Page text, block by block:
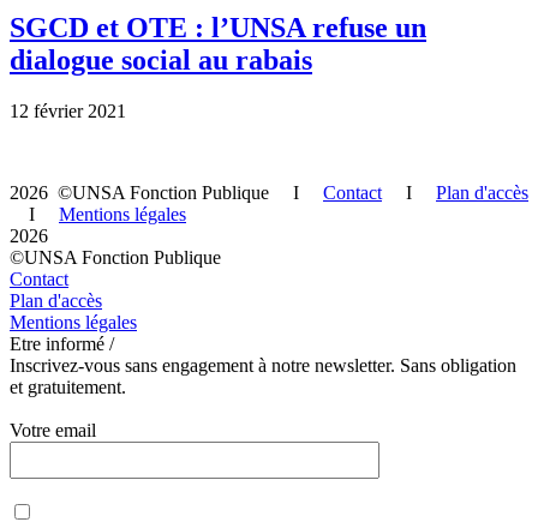
SGCD et OTE : l’UNSA refuse un
dialogue social au rabais
12 février 2021
2026 ©UNSA Fonction Publique I Contact I Plan d'accès
I Mentions légales
2026
©UNSA Fonction Publique
Contact
Plan d'accès
Mentions légales
Etre informé /
Inscrivez-vous sans engagement à notre newsletter. Sans obligation
et gratuitement.
Votre email